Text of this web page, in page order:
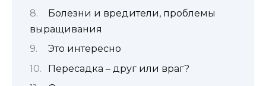
Болезни и вредители, проблемы
выращивания
Это интересно
Пересадка – друг или враг?